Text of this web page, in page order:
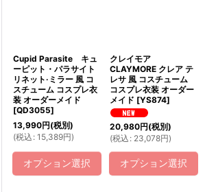
Cupid Parasite キュ
ーピット・パラサイト
リネット·ミラー 風 コ
スチューム コスプレ衣
装 オーダーメイド
[QD3055]
13,990円(税別)
(税込 : 15,389円)
オプション選択
クレイモア
CLAYMORE クレア テ
レサ 風 コスチューム
コスプレ衣装 オーダー
メイド [YS874]
20,980円(税別)
(税込 : 23,078円)
オプション選択